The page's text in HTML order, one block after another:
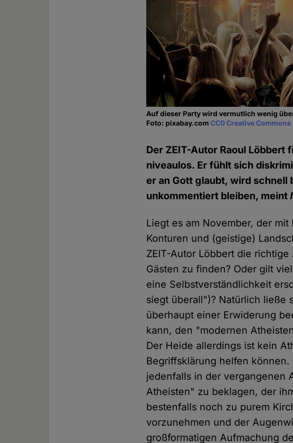
Auf dieser Party wird vermutlich wenig
Foto: pixabay.comCC0 Creative Commons
Der ZEIT-Autor Raoul
niveaulos. Er fühlt sich
er an Gott glaubt, wird schnell
unkommentiert bleiben, meint
Liegt es am November, der
Konturen und (geistige)
ZEIT-Autor Löbbert die
Gästen zu finden? Oder gilt
eine Selbstverständlichkeit
siegt überall")? Natürlich ließe
überhaupt einer Erwiderung
kann, den "modernen
Der Heide allerdings ist kein
Begriffsklärung helfen
jedenfalls in der vergangenen
Atheisten" zu beklagen, der
bestenfalls noch zu purem
vorzunehmen und der
großformatigen Aufmachung